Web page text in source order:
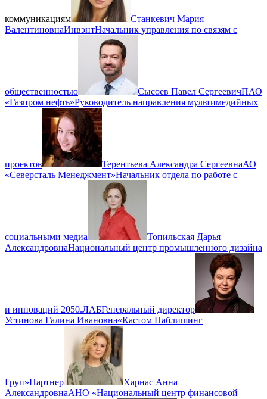
коммуникациям
Станкевич Мария
ВалентиновнаИнвэнтНачальник управления по связям с
общественностью Сысоев Павел СергеевичПАО
«Газпром нефть»Руководитель направления мультимедийных
проектов Терентьева Александра СергеевнаАО
«Северсталь Менеджмент»Начальник отдела по работе с
социальными медиа
Топильская Дарья
АлександровнаНациональный центр промышленного дизайна
и инноваций 2050.ЛАБГенеральный директор
Устинова Галина Ивановна«Кастом Паблишинг
Груп»Партнер
Харнас Анна
АлександровнаАНО «Национальный центр финансовой